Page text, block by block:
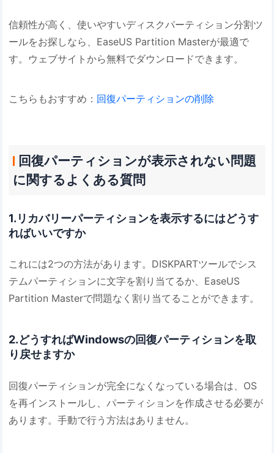
信頼性が高く、使いやすいディスクパーティション分割ツ
ールをお探しなら、EaseUS Partition Masterが最適で
す。ウェブサイトから無料でダウンロードできます。
こちらもおすすめ： 回復パーティションの削除
回復パーティションが表示されない問題
に関するよくある質問
1.リカバリーパーティションを表示するにはどうす
ればいいですか
これには2つの方法があります。DISKPARTツールでシス
テムパーティションに文字を割り当てるか、EaseUS
Partition Masterで問題なく割り当てることができます。
2.どうすればWindowsの回復パーティションを取
り戻せますか
回復パーティションが完全になくなっている場合は、OS
を再インストールし、パーティションを作成させる必要が
あります。手動で行う方法はありません。